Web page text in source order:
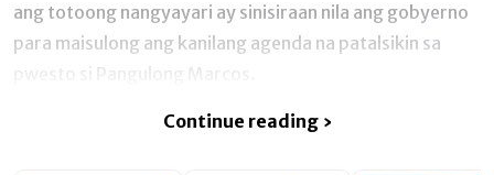
ang totoong nangyayari ay sinisiraan nila ang gobyerno
para maisulong ang kanilang agenda na patalsikin sa
pwesto si Pangulong Marcos.
Continue reading ›